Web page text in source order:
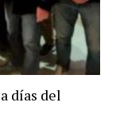
días del